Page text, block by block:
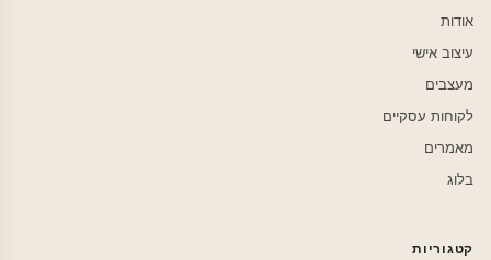
אודות
עיצוב אישי
מעצבים
לקוחות עסקיים
מאמרים
בלוג
קטגוריות